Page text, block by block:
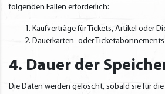
folgenden Fällen erforderlich:
Kaufverträge für Tickets, Artikel oder
Dauerkarten- oder Ticketabonnements
4. Dauer der
Die Daten werden gelöscht, sobald sie für